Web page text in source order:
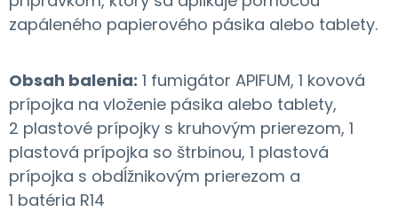
zapáleného papierového pásika alebo tablety.
Obsah balenia: 1 fumigátor APIFUM, 1 kovová
prípojka na vloženie pásika alebo tablety,
2 plastové prípojky s kruhovým prierezom, 1
plastová prípojka so štrbinou, 1 plastová
prípojka s obdĺžnikovým prierezom a
1 batéria R14